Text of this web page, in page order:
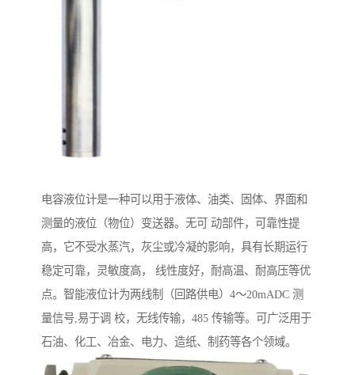
电容液位计是一种可以用于液体、油类、固体、界面和
测量的液位（物位）变送器。无可 动部件，可靠性提
高，它不受水蒸汽，灰尘或冷凝的影响，具有长期运行
稳定可靠，灵敏度高， 线性度好，耐高温、耐高压等优
点。智能液位计为两线制（回路供电）4～20mADC 测
量信号,易于调 校，无线传输，485 传输等。可广泛用于
石油、化工、冶金、电力、造纸、制药等各个领域。